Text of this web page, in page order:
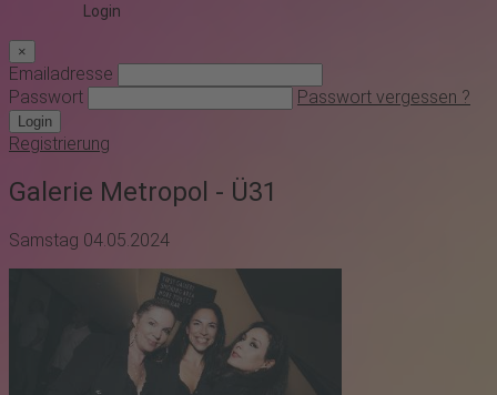
Login
×
Emailadresse
Passwort
Passwort vergessen ?
Login
Registrierung
Galerie Metropol - Ü31
Samstag 04.05.2024